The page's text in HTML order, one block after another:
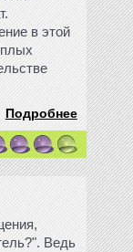
в этой
Подробнее
Ведь